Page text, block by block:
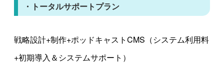
・トータルサポートプラン
戦略設計+制作+ポッドキャストCMS（システム利用料
+初期導入＆システムサポート）